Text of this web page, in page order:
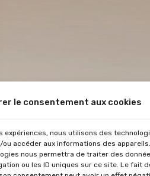
le consentement aux cookies
expériences, nous utilisons des
accéder aux informations des
nous permettra de traiter des
ou les ID uniques sur ce site. Le fait